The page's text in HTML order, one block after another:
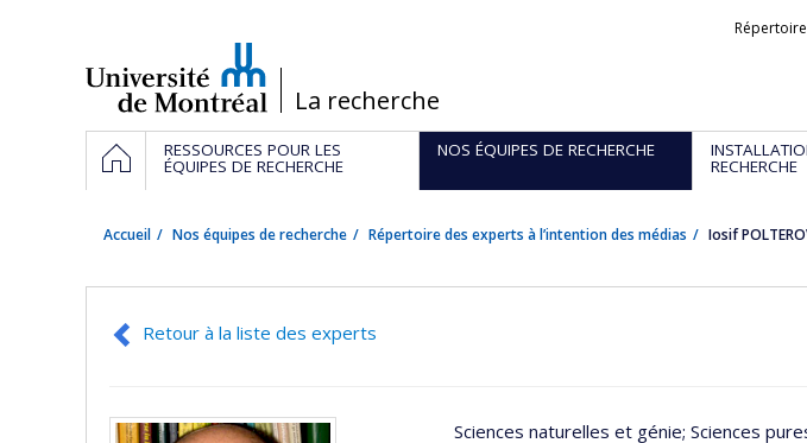
/La recherche
Liens
Répertoire
Navigation
principale
ACCUEILRESSOURCES POUR LES
ÉQUIPES DE RECHERCHE
NOS ÉQUIPES DE RECHERCHE
RECHERCHE
Accueil Nos équipes de recherche Répertoire des experts à l’intention des médias Iosif
Retour à la liste des experts
Sciences naturelles et génie; Sciences